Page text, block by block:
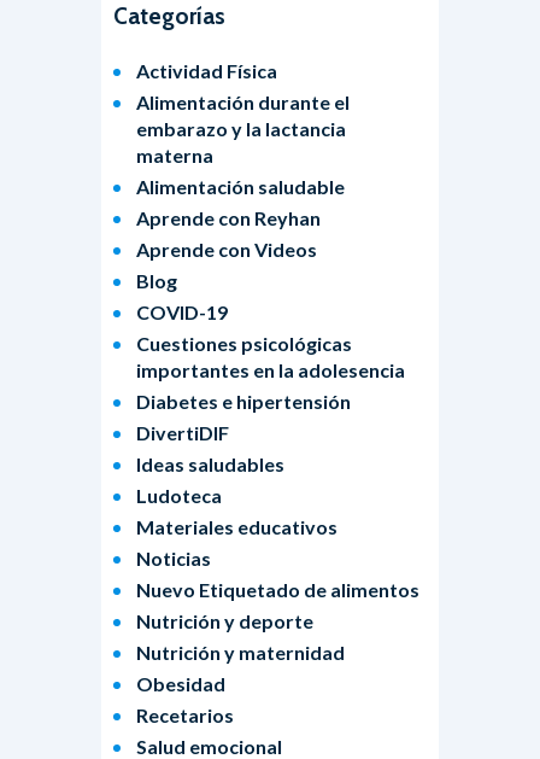
Categorías
Actividad Física
Alimentación durante el
embarazo y la lactancia
materna
Alimentación saludable
Aprende con Reyhan
Aprende con Videos
Blog
COVID-19
Cuestiones psicológicas
importantes en la adolesencia
Diabetes e hipertensión
DivertiDIF
Ideas saludables
Ludoteca
Materiales educativos
Noticias
Nuevo Etiquetado de alimentos
Nutrición y deporte
Nutrición y maternidad
Obesidad
Recetarios
Salud emocional